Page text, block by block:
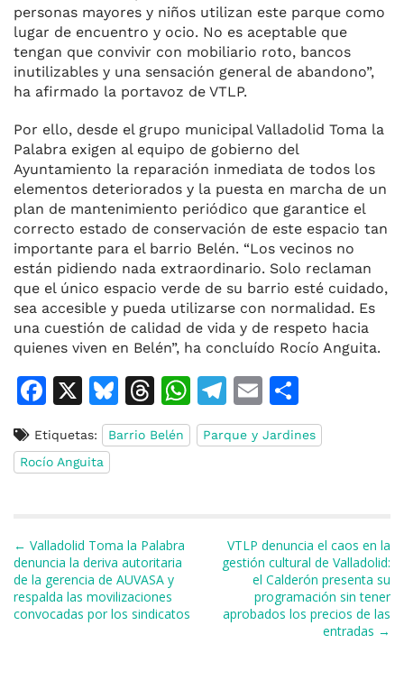
personas mayores y niños utilizan este parque como
lugar de encuentro y ocio. No es aceptable que
tengan que convivir con mobiliario roto, bancos
inutilizables y una sensación general de abandono”,
ha afirmado la portavoz de VTLP.
Por ello, desde el grupo municipal Valladolid Toma la
Palabra exigen al equipo de gobierno del
Ayuntamiento la reparación inmediata de todos los
elementos deteriorados y la puesta en marcha de un
plan de mantenimiento periódico que garantice el
correcto estado de conservación de este espacio tan
importante para el barrio Belén. “Los vecinos no
están pidiendo nada extraordinario. Solo reclaman
que el único espacio verde de su barrio esté cuidado,
sea accesible y pueda utilizarse con normalidad. Es
una cuestión de calidad de vida y de respeto hacia
quienes viven en Belén”, ha concluído Rocío Anguita.
F
c
e
o
o
k
X
Bl
u
e
y
T
h
re
s
W
h
at
T
el
e
m
E
m
ai
o
m
ti
r
Etiquetas: Barrio Belén
Parque y Jardines
Rocío Anguita
Navegación de entradas
← Valladolid Toma la Palabra
denuncia la deriva autoritaria
de la gerencia de AUVASA y
respalda las movilizaciones
convocadas por los sindicatos
VTLP denuncia el caos en la
gestión cultural de Valladolid:
el Calderón presenta su
programación sin tener
aprobados los precios de las
entradas →